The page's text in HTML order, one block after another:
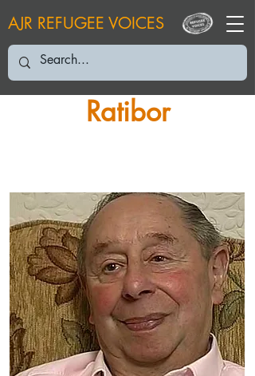
AJR REFUGEE VOICES
Ratibor